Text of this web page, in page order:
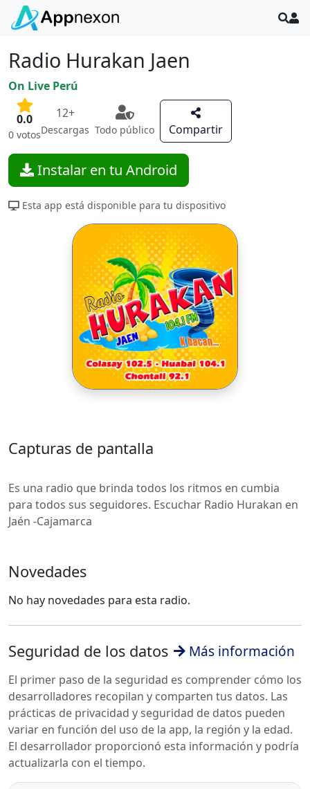
Radio Hurakan Jaen
On Live Perú
0.0
0 votos
12+
Descargas Todo público Compartir
Instalar en tu Android
Esta app está disponible para tu dispositivo
Capturas de pantalla
Es una radio que brinda todos los ritmos en cumbia
para todos sus seguidores. Escuchar Radio Hurakan en
Jaén -Cajamarca
Novedades
No hay novedades para esta radio.
Seguridad de los datos Más información
El primer paso de la seguridad es comprender cómo los
desarrolladores recopilan y comparten tus datos. Las
prácticas de privacidad y seguridad de datos pueden
variar en función del uso de la app, la región y la edad.
El desarrollador proporcionó esta información y podría
actualizarla con el tiempo.